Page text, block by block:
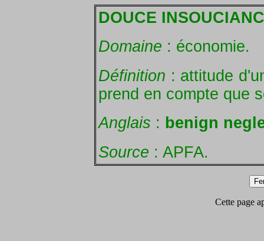
DOUCE
Domaine : économie.
Définition : attitude
prend en compte que
Anglais : benign
Source : APFA.
Cette page